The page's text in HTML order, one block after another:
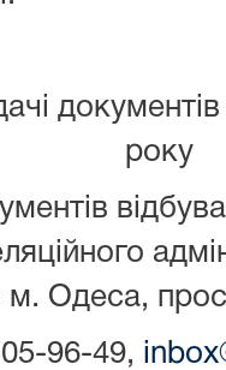
року
Одеса,
96-49,